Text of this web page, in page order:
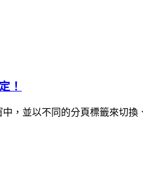
！
，並以不同的分頁標籤來切